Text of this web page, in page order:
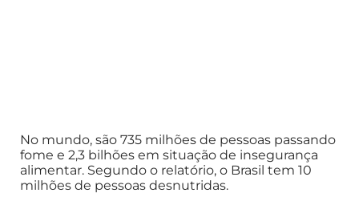
No mundo, são 735 milhões de pessoas passando
fome e 2,3 bilhões em situação de insegurança
alimentar. Segundo o relatório, o Brasil tem 10
milhões de pessoas desnutridas.